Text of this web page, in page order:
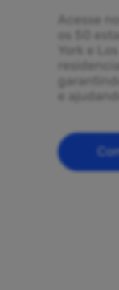
Acesse
os 50
York e
e